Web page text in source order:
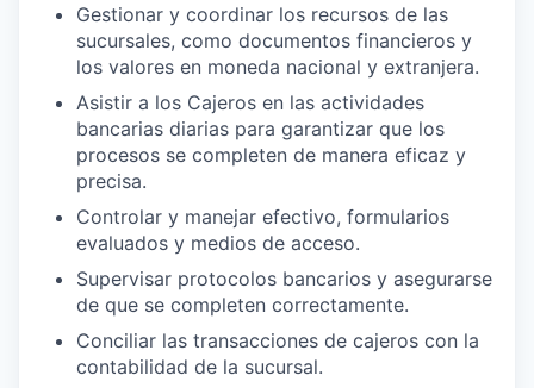
Gestionar y coordinar los recursos de las
sucursales, como documentos financieros y
los valores en moneda nacional y extranjera.
Asistir a los Cajeros en las actividades
bancarias diarias para garantizar que los
procesos se completen de manera eficaz y
precisa.
Controlar y manejar efectivo, formularios
evaluados y medios de acceso.
Supervisar protocolos bancarios y asegurarse
de que se completen correctamente.
Conciliar las transacciones de cajeros con la
contabilidad de la sucursal.